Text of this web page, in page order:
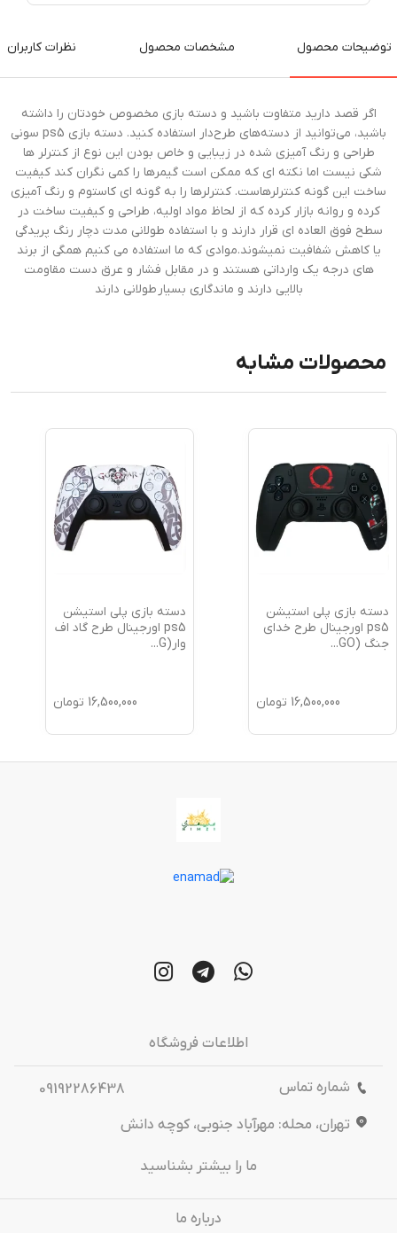
توضیحات محصول مشخصات محصول نظرات کاربران
اگر قصد دارید متفاوت باشید و دسته بازی مخصوص خودتان را داشته
باشید، می‌توانید از دسته‌های طرح‌دار استفاده کنید. دسته بازی ps5 سونی
طراحی و رنگ آمیزی شده در زیبایی و خاص بودن این نوع از کنترلر ها
شکی نیست اما نکته ای که ممکن است گیمرها را کمی نگران کند کیفیت
ساخت این گونه کنترلرهاست. کنترلرها را به گونه ای کاستوم و رنگ آمیزی
کرده و روانه بازار کرده که از لحاظ مواد اولیه، طراحی و کیفیت ساخت در
سطح فوق العاده ای قرار دارند و با استفاده طولانی مدت دچار رنگ پریدگی
یا کاهش شفافیت نمیشوند.موادی که ما استفاده می کنیم همگی از برند
های درجه یک وارداتی هستند و در مقابل فشار و عرق دست مقاومت
بالایی دارند و ماندگاری بسیار طولانی دارند
محصولات مشابه
دسته بازی پلی استیشن
ps5 اورجینال طرح خدای
جنگ (GO
...
16,500,000 تومان
دسته بازی پلی استیشن
ps5 اورجینال طرح گاد اف
وار(G ...
16,500,000 تومان
اطلاعات فروشگاه
شماره تماس
09192286438
تهران، محله: مهرآباد جنوبی، کوچه دانش
ما را بیشتر بشناسید
درباره‌ ما